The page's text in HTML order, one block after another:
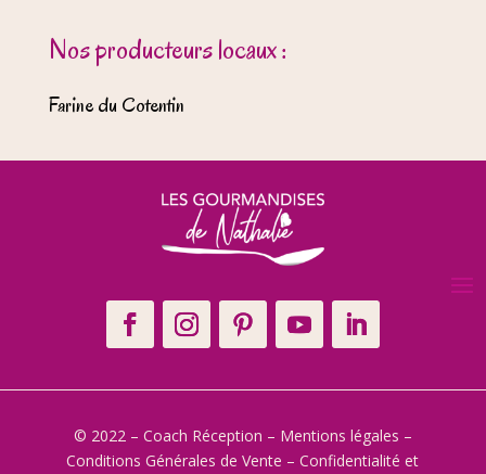
Nos producteurs locaux :
Farine du Cotentin
© 2022 – Coach Réception – Mentions légales –
Conditions Générales de Vente –Confidentialité et